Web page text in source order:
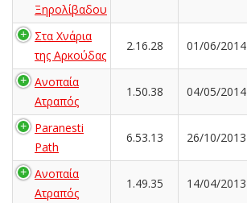
Ξηρολίβαδου
Στα Χνάρια
της Αρκούδας
2.16.28 01/06/2014
Ανοπαία
Ατραπός
1.50.38 04/05/2014
Paranesti
Path
6.53.13 26/10/2013
Ανοπαία
Ατραπός
1.49.35 14/04/2013